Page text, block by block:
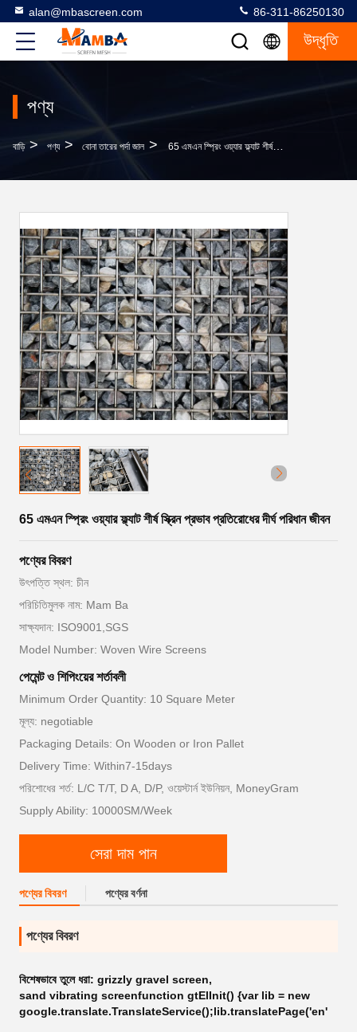
alan@mbascreen.com 86-311-86250130
উদ্ধৃতি
পণ্য
বাড়ি > পণ্য > বোনা তারের পর্দা জাল > 65 এমএন স্প্রিং ওয়্যার ফ্ল্যাট শীর্ষ স্ক্রিন প্রভাব প্রতিরোধের দীর্ঘ পরিধান জীবন
65 এমএন স্প্রিং ওয়্যার ফ্ল্যাট শীর্ষ স্ক্রিন প্রভাব প্রতিরোধের দীর্ঘ পরিধান জীবন
পণ্যের বিবরণ
উৎপত্তি স্থল: চীন
পরিচিতিমুলক নাম: Mam Ba
সাক্ষ্যদান: ISO9001,SGS
Model Number: Woven Wire Screens
পেমেন্ট ও শিপিংয়ের শর্তাবলী
Minimum Order Quantity: 10 Square Meter
মূল্য: negotiable
Packaging Details: On Wooden or Iron Pallet
Delivery Time: Within7-15days
পরিশোধের শর্ত: L/C T/T, D A, D/P, ওয়েস্টার্ন ইউনিয়ন, MoneyGram
Supply Ability: 10000SM/Week
সেরা দাম পান
পণ্যের বিবরণ পণ্যের বর্ণনা
পণ্যের বিবরণ
বিশেষভাবে তুলে ধরা: grizzly gravel screen,
sand vibrating screenfunction gtElInit() {var lib = new
google.translate.TranslateService();lib.translatePage('en'